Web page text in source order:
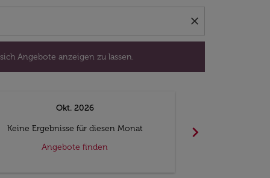
close
Angebote anzeigen zu lassen.
Okt. 2026
Keine Ergebnisse für diesen Monat
Angebote finden
chevron_right